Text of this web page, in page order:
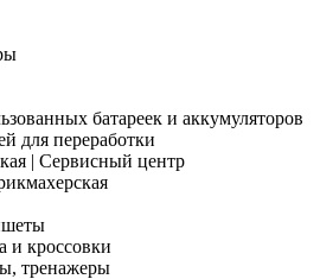
батареек и аккумуляторов
для переработки
| Сервисный центр
и кроссовки
тренажеры